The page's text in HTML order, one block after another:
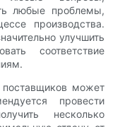
любые проблемы,
производства.
улучшить
соответствие
поставщиков может
провести
несколько